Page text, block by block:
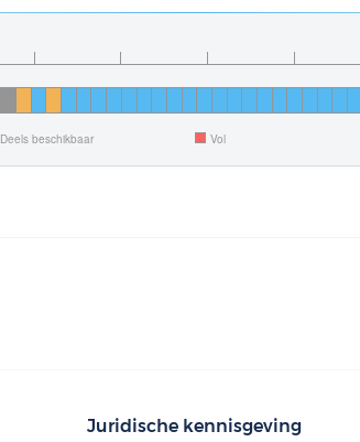
Deels beschikbaar Vol
Juridische kennisgeving